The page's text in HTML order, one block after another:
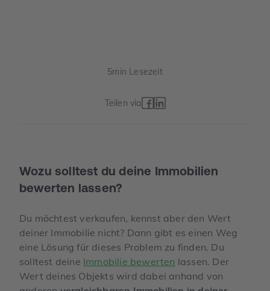
5min Lesezeit
Teilen via
Wozu solltest du deine Immobilien
bewerten lassen?
Du möchtest verkaufen, kennst aber den Wert
deiner Immobilie nicht? Dann gibt es einen Weg
eine Lösung für dieses Problem zu finden. Du
solltest deine Immobilie bewerten lassen. Der
Wert deines Objekts wird dabei anhand von